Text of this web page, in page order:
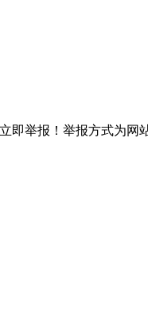
即举报！举报方式为网